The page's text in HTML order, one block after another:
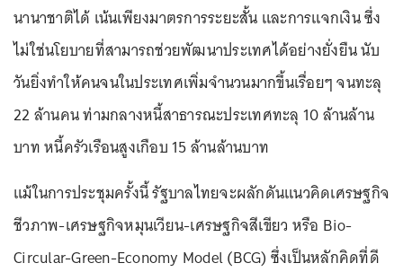
นานาชาติได้ เน้นเพียงมาตรการระยะสั้น และการแจกเงิน ซึ่ง
ไม่ใช่นโยบายที่สามารถช่วยพัฒนาประเทศได้อย่างยั่งยืน นับ
วันยิ่งทำให้คนจนในประเทศเพิ่มจำนวนมากขึ้นเรื่อยๆ จนทะลุ
22 ล้านคน ท่ามกลางหนี้สาธารณะประเทศทะลุ 10 ล้านล้าน
บาท หนี้ครัวเรือนสูงเกือบ 15 ล้านล้านบาท
แม้ในการประชุมครั้งนี้ รัฐบาลไทยจะผลักดันแนวคิดเศรษฐกิจ
ชีวภาพ-เศรษฐกิจหมุนเวียน-เศรษฐกิจสีเขียว หรือ Bio-
Circular-Green-Economy Model (BCG) ซึ่งเป็นหลักคิดที่ดี